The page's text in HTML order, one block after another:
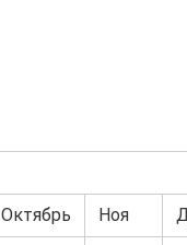
Октябрь Ноя